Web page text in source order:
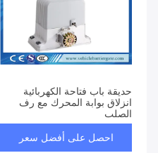
حديقة باب فتاحة الكهربائية
انزلاق بوابة المحرك مع رف
الصلب
احصل على أفضل سعر